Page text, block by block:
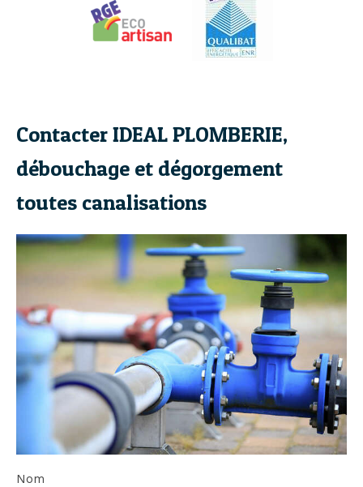
Contacter IDEAL PLOMBERIE,
débouchage et dégorgement
toutes canalisations
Nom